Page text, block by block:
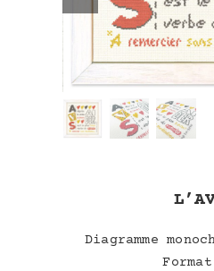
Diagramme